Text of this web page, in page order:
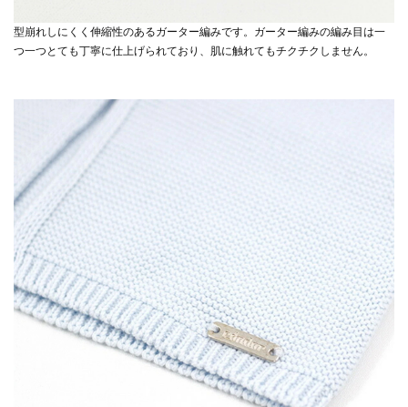
型崩れしにくく伸縮性のあるガーター編みです。ガーター編みの編み目は一
つ一つとても丁寧に仕上げられており、肌に触れてもチクチクしません。